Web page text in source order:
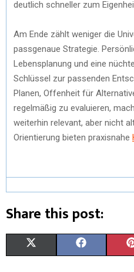
deutlich schneller zum
Am Ende zählt weniger die
passgenaue Strategie.
Lebensplanung und eine
Schlüssel zur passenden
Planen, Offenheit für
regelmäßig zu evaluieren,
weiterhin relevant, aber nicht
Orientierung bieten praxisnahe
Share this post: